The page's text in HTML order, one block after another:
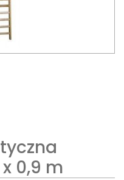
0,9 m